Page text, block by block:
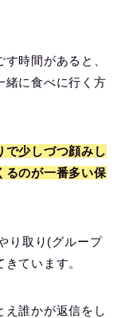
時間があると、
緒に食べに行く方
で少しづつ顔みし
るのが一番多い保
り取り(グループ
ています。
え誰かが返信をし